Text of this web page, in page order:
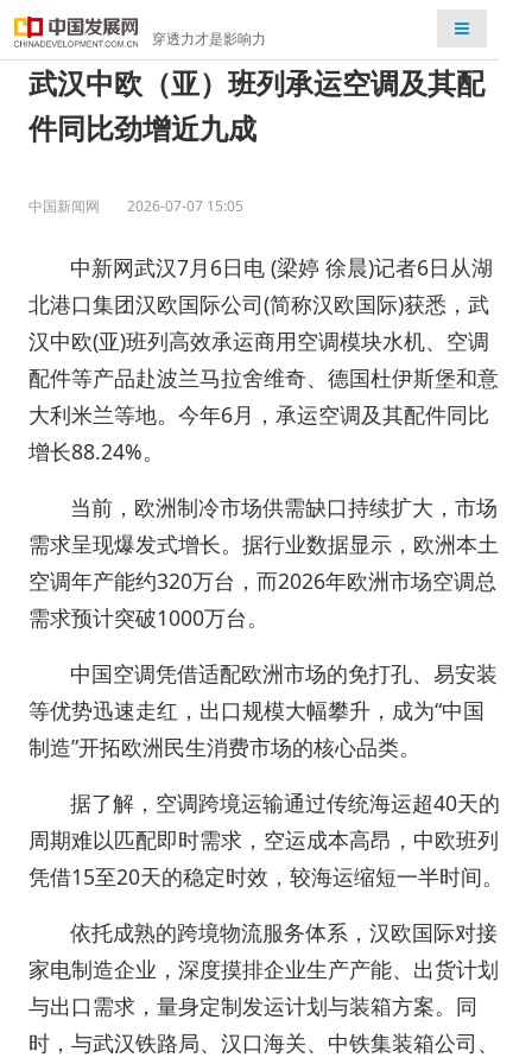
穿透力才是影响力
检索
武汉中欧（亚）班列承运空调及其配
件同比劲增近九成
中国新闻网 2026-07-07 15:05
中新网武汉7月6日电 (梁婷 徐晨)记者6日从湖
北港口集团汉欧国际公司(简称汉欧国际)获悉，武
汉中欧(亚)班列高效承运商用空调模块水机、空调
配件等产品赴波兰马拉舍维奇、德国杜伊斯堡和意
大利米兰等地。今年6月，承运空调及其配件同比
增长88.24%。
当前，欧洲制冷市场供需缺口持续扩大，市场
需求呈现爆发式增长。据行业数据显示，欧洲本土
空调年产能约320万台，而2026年欧洲市场空调总
需求预计突破1000万台。
中国空调凭借适配欧洲市场的免打孔、易安装
等优势迅速走红，出口规模大幅攀升，成为“中国
制造”开拓欧洲民生消费市场的核心品类。
据了解，空调跨境运输通过传统海运超40天的
周期难以匹配即时需求，空运成本高昂，中欧班列
凭借15至20天的稳定时效，较海运缩短一半时间。
依托成熟的跨境物流服务体系，汉欧国际对接
家电制造企业，深度摸排企业生产产能、出货计划
与出口需求，量身定制发运计划与装箱方案。同
时，与武汉铁路局、汉口海关、中铁集装箱公司、